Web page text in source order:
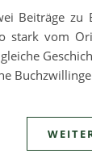
Beiträge
stark vom